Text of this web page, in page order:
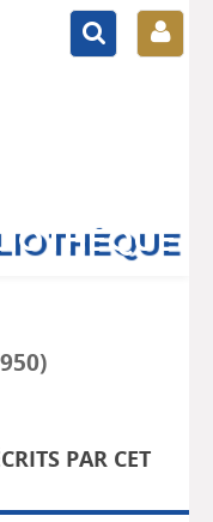
PAR CET